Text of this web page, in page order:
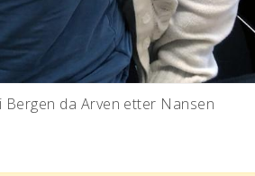
da Arven etter Nansen